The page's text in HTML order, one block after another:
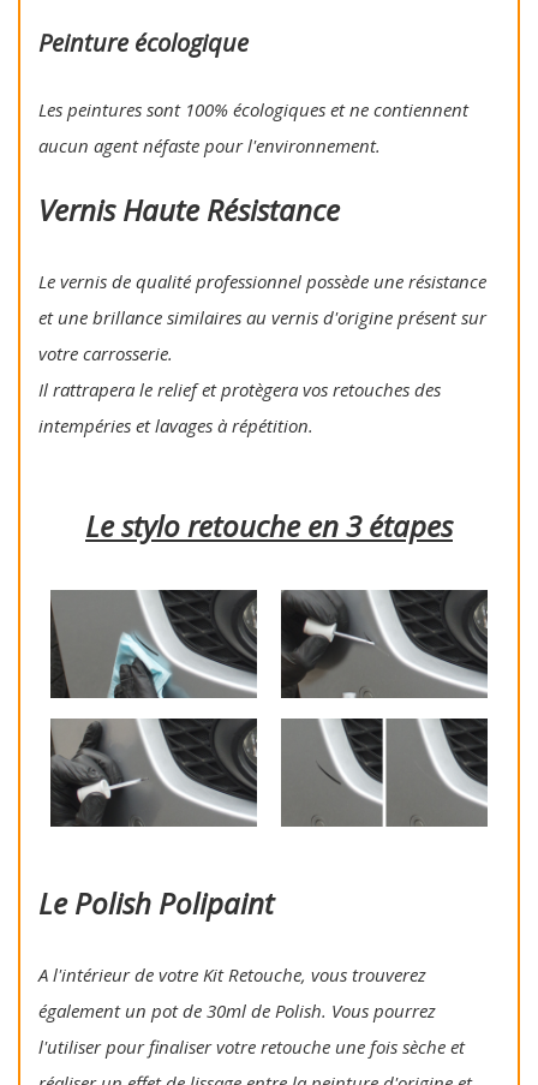
Peinture écologique
Les peintures sont 100% écologiques et ne contiennent
aucun agent néfaste pour l'environnement.
Vernis Haute Résistance
Le vernis de qualité professionnel possède une résistance
et une brillance similaires au vernis d'origine présent sur
votre carrosserie.
Il rattrapera le relief et protègera vos retouches des
intempéries et lavages à répétition.
Le stylo retouche en 3 étapes
Le Polish Polipaint
A l'intérieur de votre Kit Retouche, vous trouverez
également un pot de 30ml de Polish. Vous pourrez
l'utiliser pour finaliser votre retouche une fois sèche et